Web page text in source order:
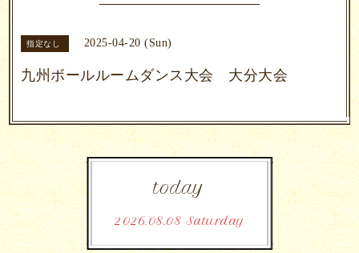
指定なし 2025-04-20 (Sun)
九州ボールルームダンス大会 大分大会
today
2026.08.08 Saturday